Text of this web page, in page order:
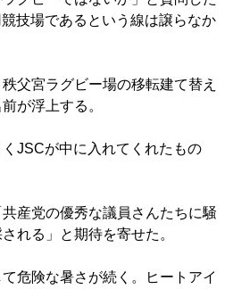
技場であるという線は譲らなか
父宮ラグビー場の移転建て替え
が浮上する。
JSCが中に入れてくれたもの
産党の優秀な議員さんたちに騒
れる」と期待を寄せた。
危険な暑さが続く。ヒートアイ